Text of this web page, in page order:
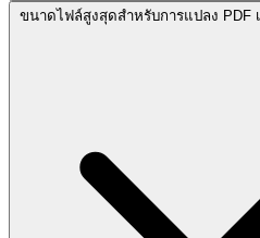
ขนาดไฟล์สูงสุดสำหรับการแปลง PDF